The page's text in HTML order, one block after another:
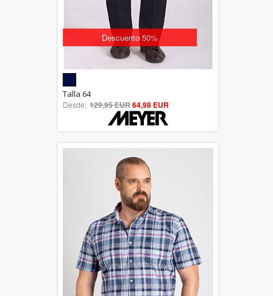
Descuento 50%
out of 5
Talla 64
Desde: 129,95 EUR64,98 EUR